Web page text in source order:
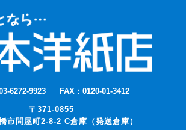
6272-9923
FAX：0120-01-3412
〒371-0855
市問屋町2-8-2 C倉庫（発送倉庫）